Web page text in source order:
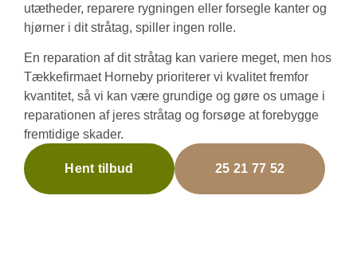
utætheder, reparere rygningen eller forsegle kanter og
hjørner i dit stråtag, spiller ingen rolle.
En reparation af dit stråtag kan variere meget, men hos
Tækkefirmaet Horneby prioriterer vi kvalitet fremfor
kvantitet, så vi kan være grundige og gøre os umage i
reparationen af jeres stråtag og forsøge at forebygge
fremtidige skader.
Hent tilbud 25 21 77 52